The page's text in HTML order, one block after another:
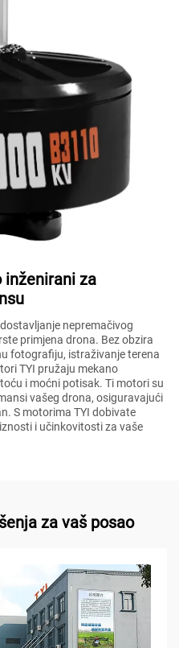
inženirani za
nepremačivog
primjena drona. Bez obzira
fotografiju, istraživanje terena
TYI pružaju mekano
i moćni potisak. Ti motori su
vašeg drona, osiguravajući
S motorima TYI dobivate
i učinkovitosti za vaše
za vaš posao